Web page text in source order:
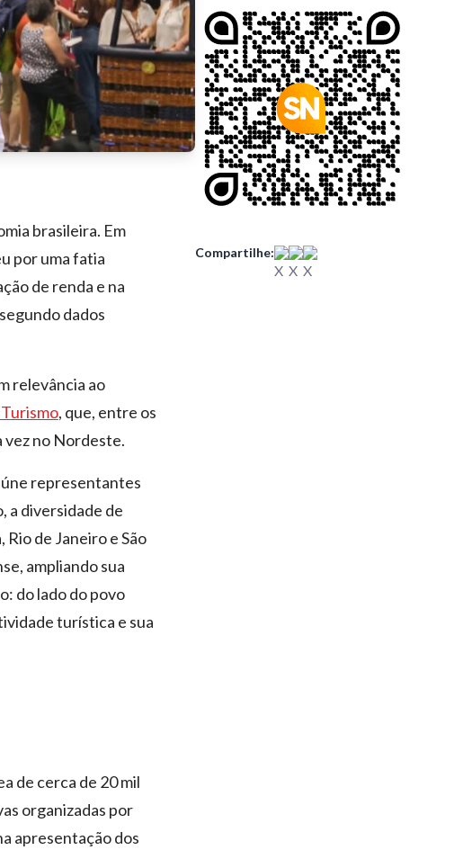
brasileira. Em
por uma fatia
de renda e na
dados
relevância ao
, que, entre os
vez no Nordeste.
representantes
a diversidade de
de Janeiro e São
ampliando sua
do lado do povo
turística e sua
de cerca de 20 mil
organizadas por
apresentação dos
Compartilhe: